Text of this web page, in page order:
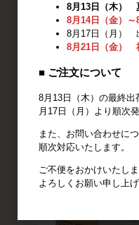
8月13日（木）
8月14日（金）
8月17日（月）
8月21日（金）
■ ご注文について
8月13日（木）の最終
月17日（月）より順次
また、お問い合わせに
順次対応いたします。
ご不便をおかけいたし
よろしくお願い申し上げ